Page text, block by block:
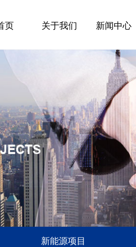
页 关于我们 新闻中心
新能源项目